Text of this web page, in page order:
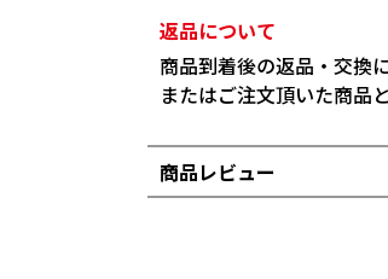
返品について
商品到着後の返品・交換
またはご注文頂いた商品
商品レビュー